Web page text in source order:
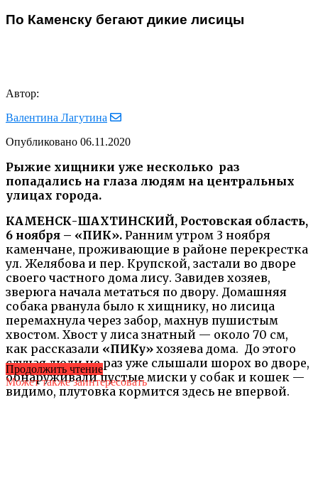
По Каменску бегают дикие лисицы
Автор:
Валентина Лагутина
Опубликовано 06.11.2020
Рыжие хищники уже несколько раз
попадались на глаза людям на центральных
улицах города.
КАМЕНСК-ШАХТИНСКИЙ, Ростовская область,
6 ноября – «ПИК». Ранним утром 3 ноября
каменчане, проживающие в районе перекрестка
ул. Желябова и пер. Крупской, застали во дворе
своего частного дома лису. Завидев хозяев,
зверюга начала метаться по двору. Домашняя
собака рванула было к хищнику, но лисица
перемахнула через забор, махнув пушистым
хвостом. Хвост у лиса знатный — около 70 см,
как рассказали «ПИКу» хозяева дома. До этого
случая люди не раз уже слышали шорох во дворе,
обнаруживали пустые миски у собак и кошек —
видимо, плутовка кормится здесь не впервой.
Продолжить чтение
Может также заинтересовать